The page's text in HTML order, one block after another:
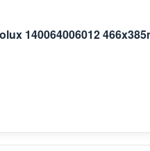
140064006012